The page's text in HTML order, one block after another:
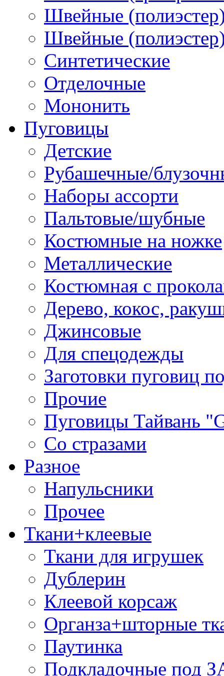
Швейные
Швейные
Синтетические
Отделочные
Мононить
Пуговицы
Детские
Рубашечные/
Наборы ассорти
Пальтовые/шубные
Костюмные на ножке
Металлические
Костюмная с
Дерево, кокос,
Джинсовые
Для спецодежды
Заготовки пуговиц
Прочие
Пуговицы Тайвань
Со стразами
Разное
Напульсники
Прочее
Ткани+клеевые
Ткани для игрушек
Дублерин
Клеевой корсаж
Органза+шторные
Паутинка
Подкладочные под